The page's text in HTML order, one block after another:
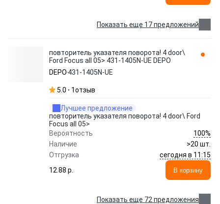
Показать еще 17 предложений
повторитель указателя поворота! 4 door\
Ford Focus all 05> 431-1405N-UE DEPO
DEPO 431-1405N-UE
5.0 1отзыв
Лучшее предложение
повторитель указателя поворота! 4 door\ Ford
Focus all 05>
Вероятность
100%
Наличие
>20 шт.
Отгрузка
сегодня в 11:15
12.88 p.
В корзину
Показать еще 72 предложения